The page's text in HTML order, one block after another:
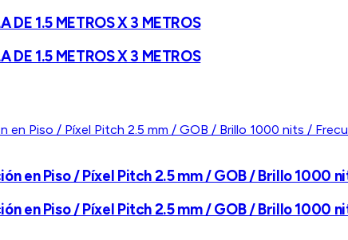
DE 1.5 METROS X 3 METROS
DE 1.5 METROS X 3 METROS
en Piso / Píxel Pitch 2.5 mm / GOB / Brillo
en Piso / Píxel Pitch 2.5 mm / GOB / Brillo